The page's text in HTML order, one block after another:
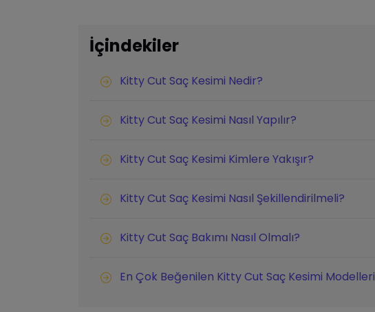
İçindekiler
Kitty Cut Saç Kesimi Nedir?
Kitty Cut Saç Kesimi Nasıl Yapılır?
Kitty Cut Saç Kesimi Kimlere Yakışır?
Kitty Cut Saç Kesimi Nasıl Şekillendirilmeli?
Kitty Cut Saç Bakımı Nasıl Olmalı?
En Çok Beğenilen Kitty Cut Saç Kesimi Modelleri